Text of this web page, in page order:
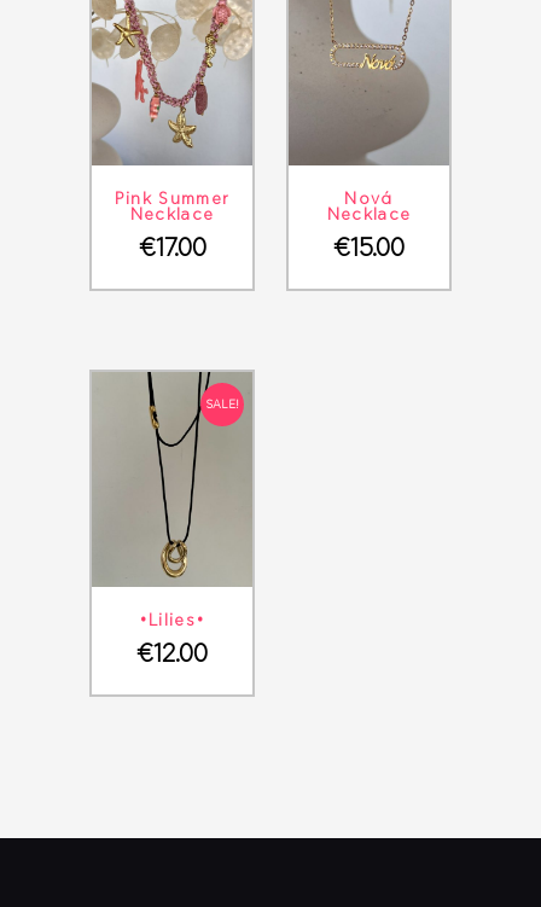
ΛΕΠΤΟΜΈΡΕΙΕΣΣΤΟ ΚΑΛΆΘΙ
Pink Summer
Necklace
€17.00
ΛΕΠΤΟΜΈΡΕΙΕΣ
Νονά
Necklace
€15.00
SALE!
ΛΕΠΤΟΜΈΡΕΙΕΣ
•Lilies•
€12.00